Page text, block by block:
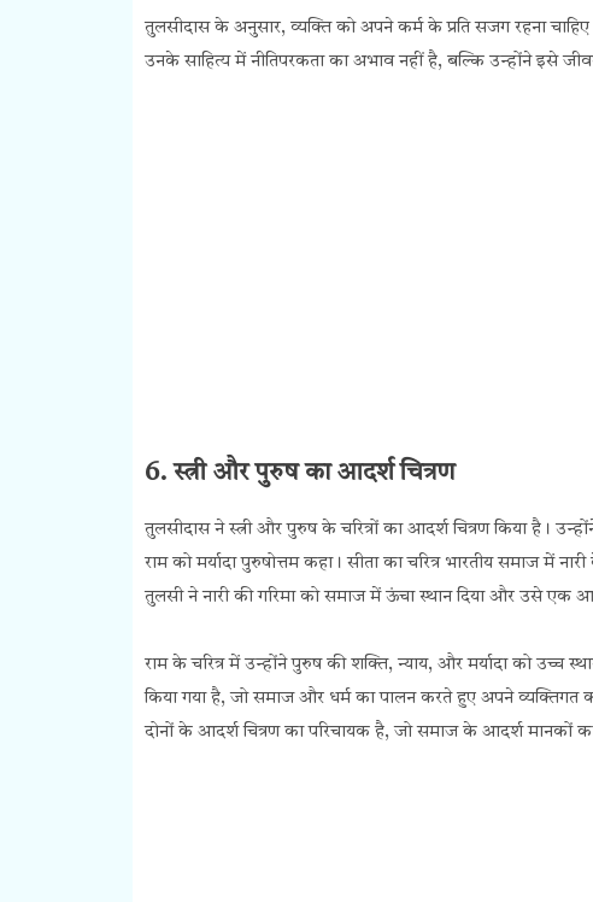
तुलसीदास के अनुसार, व्यक्ति को अपने कर्म के प्रति सजग रहना
उनके साहित्य में नीतिपरकता का अभाव नहीं है, बल्कि उन्होंने इसे
6. स्त्री और पुरुष का आदर्श चित्रण
तुलसीदास ने स्त्री और पुरुष के चरित्रों का आदर्श चित्रण किया है।
राम को मर्यादा पुरुषोत्तम कहा। सीता का चरित्र भारतीय समाज में
तुलसी ने नारी की गरिमा को समाज में ऊंचा स्थान दिया और उसे एक
राम के चरित्र में उन्होंने पुरुष की शक्ति, न्याय, और मर्यादा को उच्च
किया गया है, जो समाज और धर्म का पालन करते हुए अपने व्यक्तिगत
दोनों के आदर्श चित्रण का परिचायक है, जो समाज के आदर्श मानकों